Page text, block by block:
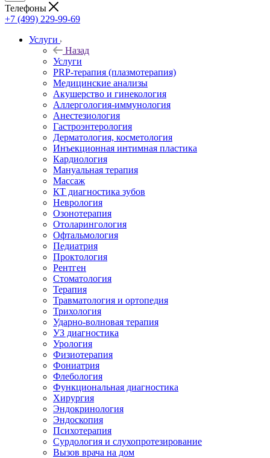
Телефоны
+7 (499) 229-99-69
Услуги
Назад
Услуги
PRP-терапия (плазмотерапия)
Медицинские анализы
Акушерство и гинекология
Аллергология-иммунология
Анестезиология
Гастроэнтерология
Дерматология, косметология
Инъекционная интимная пластика
Кардиология
Мануальная терапия
Массаж
КТ диагностика зубов
Неврология
Озонотерапия
Отоларингология
Офтальмология
Педиатрия
Проктология
Рентген
Стоматология
Терапия
Травматология и ортопедия
Трихология
Ударно-волновая терапия
УЗ диагностика
Урология
Физиотерапия
Фониатрия
Флебология
Функциональная диагностика
Хирургия
Эндокринология
Эндоскопия
Психотерапия
Сурдология и слухопротезирование
Вызов врача на дом